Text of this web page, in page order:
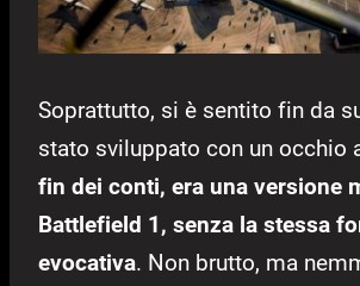
Soprattutto, si è sentito fin da
stato sviluppato con un occhio
fin dei conti, era una versione
Battlefield 1, senza la stessa
evocativa. Non brutto, ma